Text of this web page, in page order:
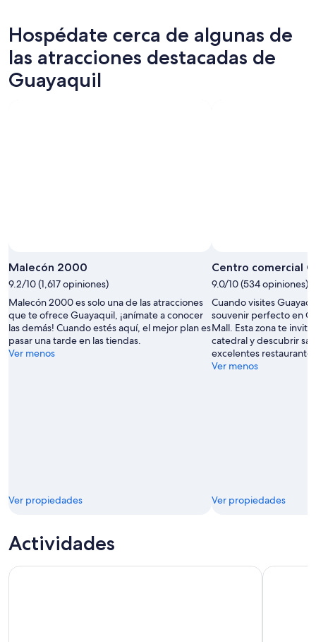
ago
9
ago
mañana
la
noche,
Guayaquil
para
el
próximo
Hospédate cerca de algunas de
las atracciones destacadas de
Guayaquil
Malecón 2000
9.2/10 (1,617 opiniones)
Malecón 2000 es solo una de las atracciones
que te ofrece Guayaquil, ¡anímate a conocer
las demás! Cuando estés aquí, el mejor plan es
pasar una tarde en las tiendas.
Ver menos
Ver propiedades
Centro comercial
9.0/10 (534 opiniones)
Cuando visites
souvenir perfecto en
Mall. Esta zona te
catedral y descubrir
excelentes
Ver menos
Ver propiedades
Actividades
Reserva Ecológica del Manglar de Churute y Granja de